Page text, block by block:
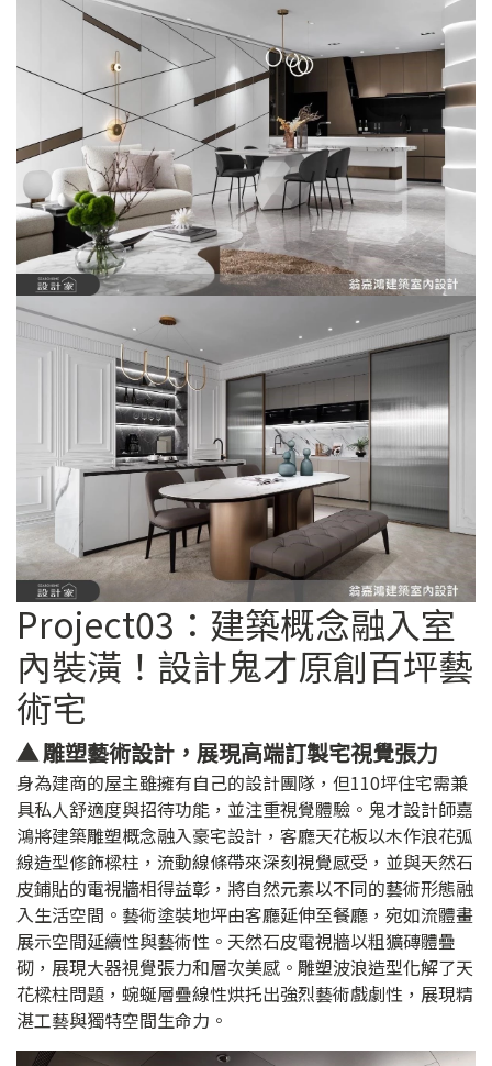
Project03：建築概念融入室
內裝潢！設計鬼才原創百坪藝
術宅
▲ 雕塑藝術設計，展現高端訂製宅視覺張力
身為建商的屋主雖擁有自己的設計團隊，但110坪住宅需兼
具私人舒適度與招待功能，並注重視覺體驗。鬼才設計師嘉
鴻將建築雕塑概念融入豪宅設計，客廳天花板以木作浪花弧
線造型修飾樑柱，流動線條帶來深刻視覺感受，並與天然石
皮鋪貼的電視牆相得益彰，將自然元素以不同的藝術形態融
入生活空間。藝術塗裝地坪由客廳延伸至餐廳，宛如流體畫
展示空間延續性與藝術性。天然石皮電視牆以粗獷磚體疊
砌，展現大器視覺張力和層次美感。雕塑波浪造型化解了天
花樑柱問題，蜿蜒層疊線性烘托出強烈藝術戲劇性，展現精
湛工藝與獨特空間生命力。